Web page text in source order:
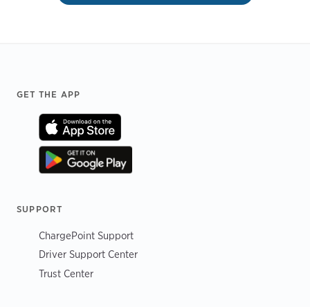
Footer
GET THE APP
SUPPORT
ChargePoint Support
Driver Support Center
Trust Center